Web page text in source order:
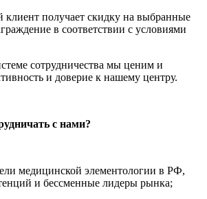
клиент получает скидку на выбранные
в соответствии с условиями
сотрудничества мы ценим и
и доверие к нашему центру.
с нами?
медицинской элементологии в РФ,
и бессменные лидеры рынка;